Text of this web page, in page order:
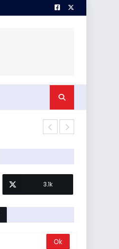
3.1k